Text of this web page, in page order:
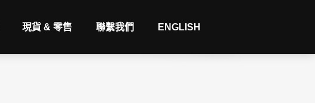
現貨 & 零售 聯繫我們 ENGLISH